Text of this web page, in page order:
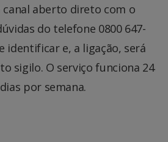
canal aberto direto com o
do telefone 0800 647-
identificar e, a ligação, será
sigilo. O serviço funciona 24
por semana.